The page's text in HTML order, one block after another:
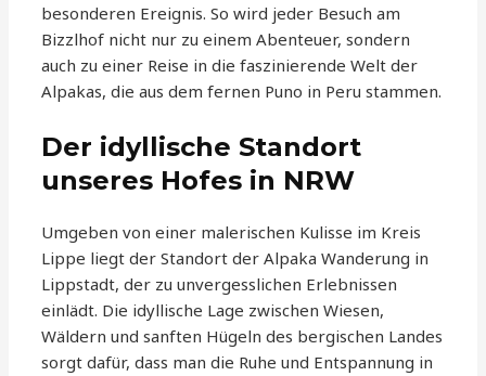
besonderen Ereignis. So wird jeder Besuch am
Bizzlhof nicht nur zu einem Abenteuer, sondern
auch zu einer Reise in die faszinierende Welt der
Alpakas, die aus dem fernen Puno in Peru stammen.
Der idyllische Standort
unseres Hofes in NRW
Umgeben von einer malerischen Kulisse im Kreis
Lippe liegt der Standort der Alpaka Wanderung in
Lippstadt, der zu unvergesslichen Erlebnissen
einlädt. Die idyllische Lage zwischen Wiesen,
Wäldern und sanften Hügeln des bergischen Landes
sorgt dafür, dass man die Ruhe und Entspannung in